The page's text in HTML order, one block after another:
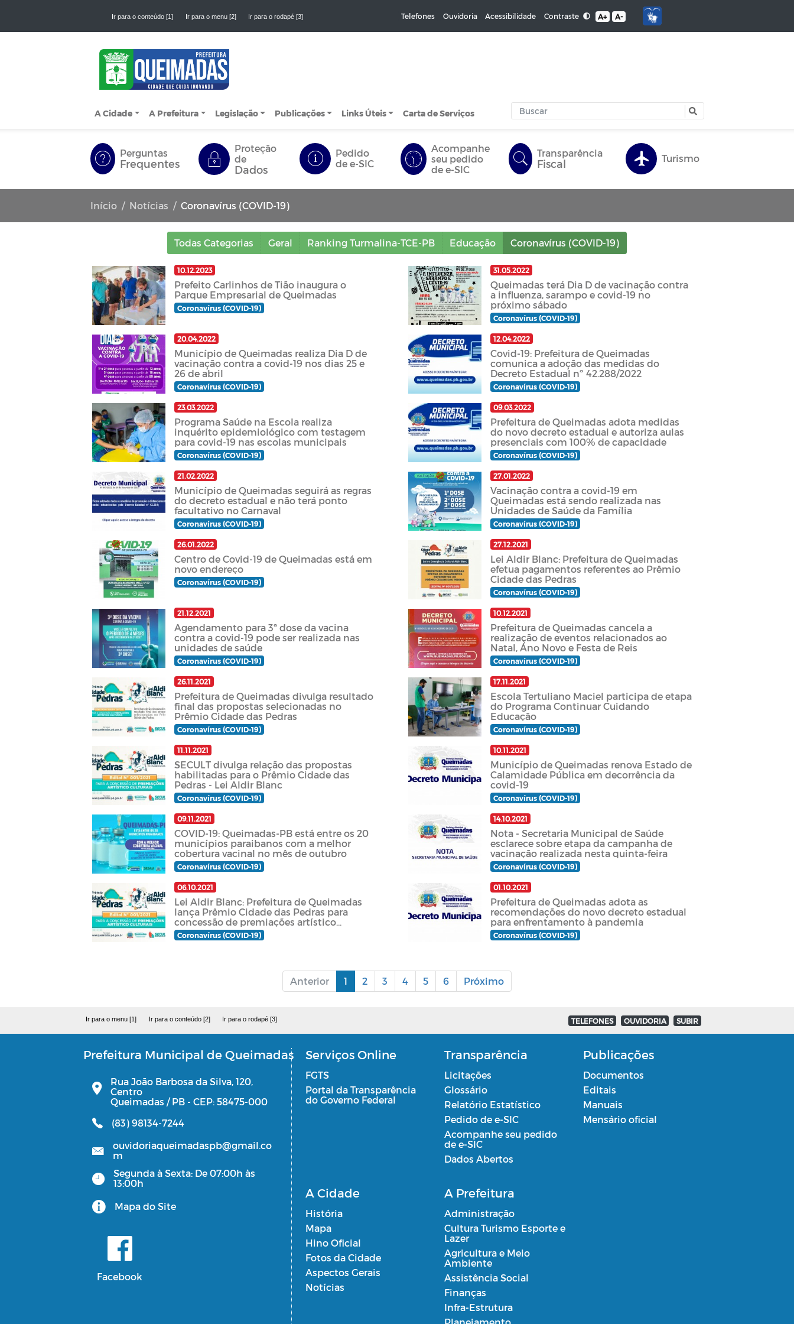
Ir para o conteúdo [1] Ir para o menu [2] Ir para o rodapé [3] Telefones Ouvidoria Acessibilidade Contraste A+ A-
A Cidade A Prefeitura Legislação Publicações Links Úteis Carta de Serviços
Perguntas
Frequentes
Proteção
de
Dados
Pedido
de e-SIC
Acompanhe
seu pedido
de e-SIC
Transparência
Fiscal Turismo
Início Notícias Coronavírus (COVID-19)
Todas Categorias Geral Ranking Turmalina-TCE-PB Educação Coronavírus (COVID-19)
10.12.2023
Prefeito Carlinhos de Tião inaugura o
Parque Empresarial de Queimadas
Coronavírus (COVID-19)
31.05.2022
Queimadas terá Dia D de vacinação contra
a influenza, sarampo e covid-19 no
próximo sábado
Coronavírus (COVID-19)
20.04.2022
Município de Queimadas realiza Dia D de
vacinação contra a covid-19 nos dias 25 e
26 de abril
Coronavírus (COVID-19)
12.04.2022
Covid-19: Prefeitura de Queimadas
comunica a adoção das medidas do
Decreto Estadual nº 42.288/2022
Coronavírus (COVID-19)
23.03.2022
Programa Saúde na Escola realiza
inquérito epidemiológico com testagem
para covid-19 nas escolas municipais
Coronavírus (COVID-19)
09.03.2022
Prefeitura de Queimadas adota medidas
do novo decreto estadual e autoriza aulas
presenciais com 100% de capacidade
Coronavírus (COVID-19)
21.02.2022
Município de Queimadas seguirá as regras
do decreto estadual e não terá ponto
facultativo no Carnaval
Coronavírus (COVID-19)
27.01.2022
Vacinação contra a covid-19 em
Queimadas está sendo realizada nas
Unidades de Saúde da Família
Coronavírus (COVID-19)
26.01.2022
Centro de Covid-19 de Queimadas está em
novo endereço
Coronavírus (COVID-19)
27.12.2021
Lei Aldir Blanc: Prefeitura de Queimadas
efetua pagamentos referentes ao Prêmio
Cidade das Pedras
Coronavírus (COVID-19)
21.12.2021
Agendamento para 3ª dose da vacina
contra a covid-19 pode ser realizada nas
unidades de saúde
Coronavírus (COVID-19)
10.12.2021
Prefeitura de Queimadas cancela a
realização de eventos relacionados ao
Natal, Ano Novo e Festa de Reis
Coronavírus (COVID-19)
26.11.2021
Prefeitura de Queimadas divulga resultado
final das propostas selecionadas no
Prêmio Cidade das Pedras
Coronavírus (COVID-19)
17.11.2021
Escola Tertuliano Maciel participa de etapa
do Programa Continuar Cuidando
Educação
Coronavírus (COVID-19)
11.11.2021
SECULT divulga relação das propostas
habilitadas para o Prêmio Cidade das
Pedras - Lei Aldir Blanc
Coronavírus (COVID-19)
10.11.2021
Município de Queimadas renova Estado de
Calamidade Pública em decorrência da
covid-19
Coronavírus (COVID-19)
09.11.2021
COVID-19: Queimadas-PB está entre os 20
municípios paraibanos com a melhor
cobertura vacinal no mês de outubro
Coronavírus (COVID-19)
14.10.2021
Nota - Secretaria Municipal de Saúde
esclarece sobre etapa da campanha de
vacinação realizada nesta quinta-feira
Coronavírus (COVID-19)
06.10.2021
Lei Aldir Blanc: Prefeitura de Queimadas
lança Prêmio Cidade das Pedras para
concessão de premiações artístico
culturais
Coronavírus (COVID-19)
01.10.2021
Prefeitura de Queimadas adota as
recomendações do novo decreto estadual
para enfrentamento à pandemia
Coronavírus (COVID-19)
Anterior 1 2 3 4 5 6 Próximo
Ir para o menu [1] Ir para o conteúdo [2] Ir para o rodapé [3] TELEFONES OUVIDORIA SUBIR
Prefeitura Municipal de Queimadas
Rua João Barbosa da Silva, 120,
Centro
Queimadas / PB - CEP: 58475-000
(83) 98134-7244
ouvidoriaqueimadaspb@gmail.co
m
Segunda à Sexta: De 07:00h às
13:00h
Mapa do Site
Facebook
Serviços Online
FGTS
Portal da Transparência
do Governo Federal
Transparência
Licitações
Glossário
Relatório Estatístico
Pedido de e-SIC
Acompanhe seu pedido
de e-SIC
Dados Abertos
Publicações
Documentos
Editais
Manuais
Mensário oficial
A Cidade
História
Mapa
Hino Oficial
Fotos da Cidade
Aspectos Gerais
Notícias
A Prefeitura
Administração
Cultura Turismo Esporte e
Lazer
Agricultura e Meio
Ambiente
Assistência Social
Finanças
Infra-Estrutura